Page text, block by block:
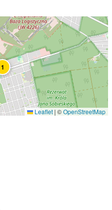
1
Leaflet | ©OpenStreetMap